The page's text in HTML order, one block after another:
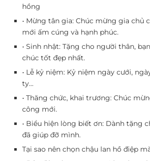
hồng
• Mừng tân gia: Chúc mừng gia chủ
mới ấm cúng và hạnh phúc.
• Sinh nhật: Tặng cho người thân,
chúc tốt đẹp nhất.
• Lễ kỷ niệm: Kỷ niệm ngày cưới,
ty…
• Thăng chức, khai trương: Chúc
công mới.
• Biểu hiện lòng biết ơn: Dành tặng
đã giúp đỡ mình.
Tại sao nên chọn chậu lan hồ điệp